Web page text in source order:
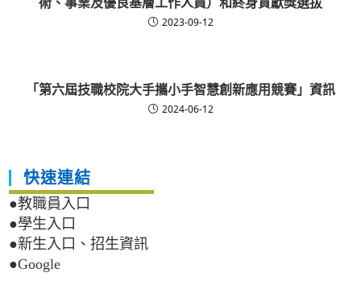
2023-09-12
「第六屆技職校院大手攜小手智慧創新應用競賽」資訊
2024-06-12
快速連結
●教職員入口
●學生入口
●新生入口、招生資訊
●Google